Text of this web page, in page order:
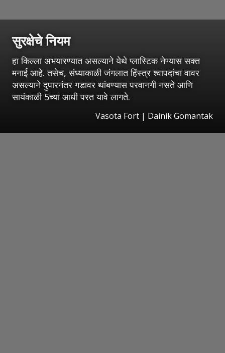
सुरक्षेचे नियम
हा किल्ला अभयारण्यात असल्याने येथे प्लास्टिक नेण्यास सक्त
मनाई आहे. तसेच, संध्याकाळी जंगलात हिंस्त्र श्वापदांचा वावर
असल्याने दुपारनंतर गडावर थांबण्यास परवानगी नसते आणि
सायंकाळी 5च्या आधी परत यावे लागते.
Vasota Fort | Dainik Gomantak